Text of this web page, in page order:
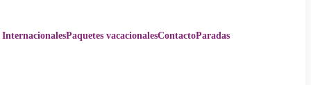
InternacionalesPaquetes vacacionalesContactoParadas